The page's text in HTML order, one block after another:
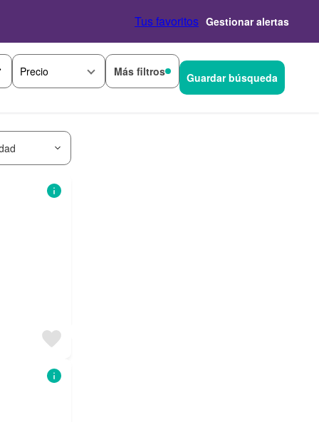
Tus favoritos Gestionar alertas
Precio Más filtros Guardar búsqueda